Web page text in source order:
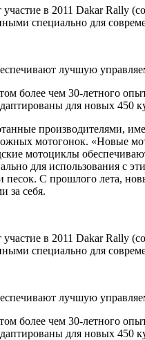
в 2011 Dakar Rally
специально для
лучшую
более чем 30-летного
для новых 450
производителями,
мотогонок. «Новые
мотоциклы
для использования с
песок. С прошлого лета,
за себя.
в 2011 Dakar Rally
специально для
лучшую
более чем 30-летного
для новых 450